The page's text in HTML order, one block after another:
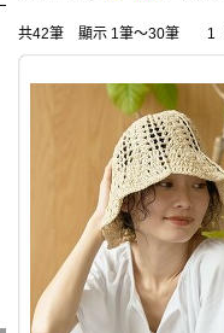
共42筆 顯示 1筆〜30筆 1